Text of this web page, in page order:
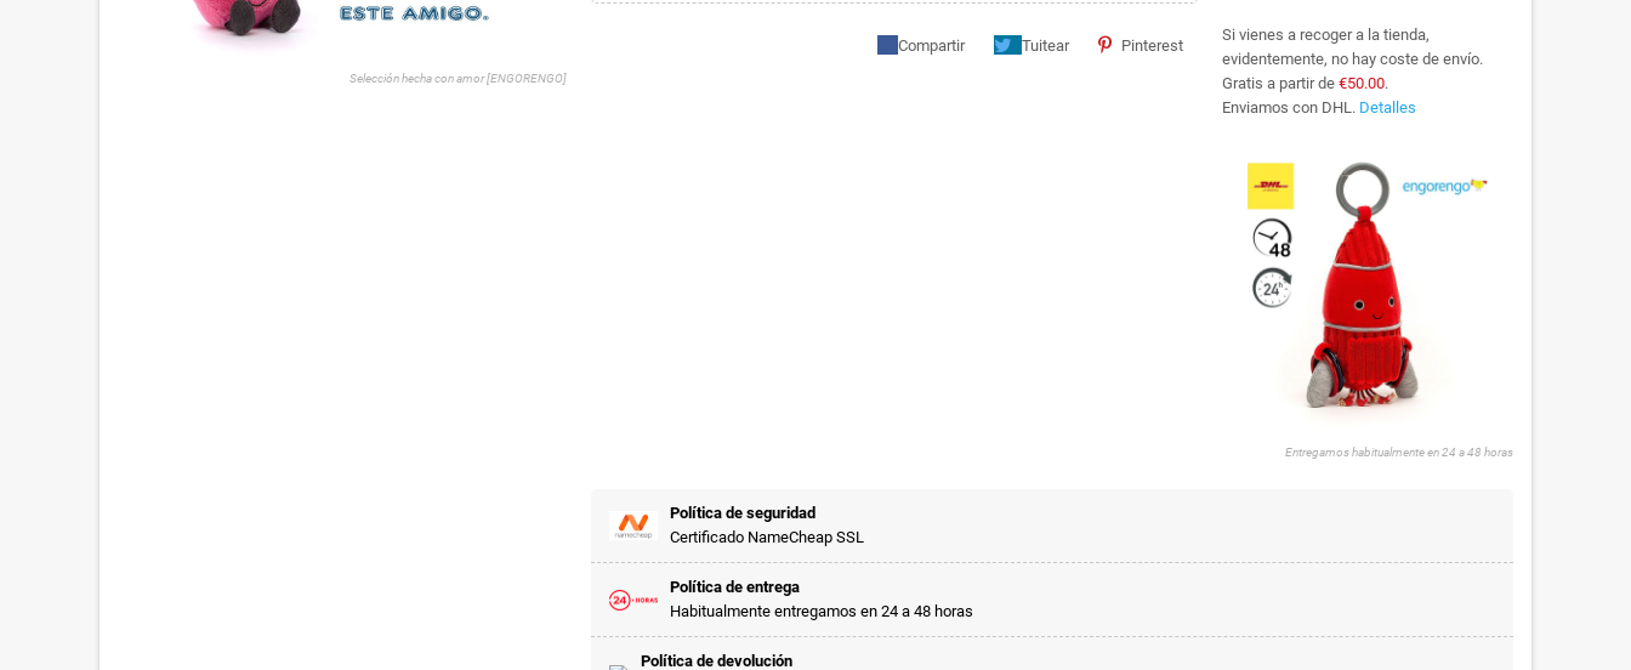
Selección hecha con amor [ENGORENGO]
Compartir Tuitear Pinterest
Si vienes a recoger a la tienda,
evidentemente, no hay coste de envío.
Gratis a partir de €50.00.
Enviamos con DHL. Detalles
Entregamos habitualmente en 24 a 48 horas
Política de seguridad
Certificado NameCheap SSL
Política de entrega
Habitualmente entregamos en 24 a 48 horas
Política de devolución